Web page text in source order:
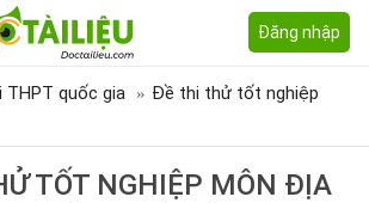
Đăng nhập
THPT quốc gia
Đề thi thử tốt nghiệp
TỐT NGHIỆP MÔN ĐỊA